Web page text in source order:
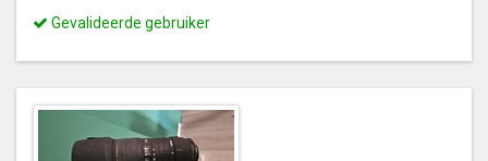
Dit
een
gevalideerde
gebruiker
Gevalideerde gebruiker